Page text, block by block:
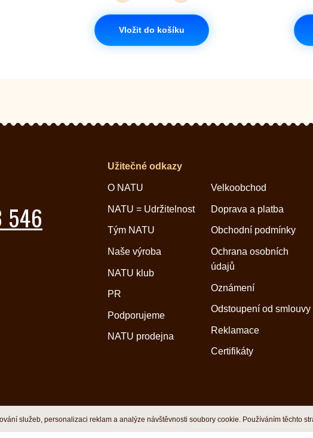
Vložit do košíku
546
Užitečné odkazy
O NATU
NATU = Udržitelnost
Tým NATU
Naše výroba
NATU klub
PR
Podporujeme
NATU prodejna
Velkoobchod
Doprava a platba
Obchodní podmínky
Ochrana osobních
údajů
Oznámení
Odstoupení od smlouvy
Reklamace
Certifikáty
© 2021 - 2026 Natu s.r.o.,Nastavení cookies,Powered by
služeb, personalizaci reklam a analýze návštěvnosti soubory cookie. Používáním těchto